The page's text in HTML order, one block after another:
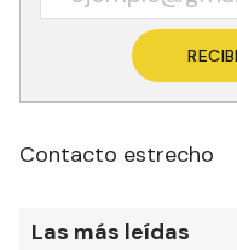
Contacto estrecho
Las más leídas